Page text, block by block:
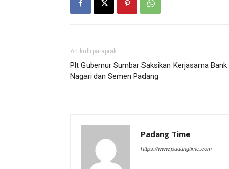
Artikulli paraprak
Plt Gubernur Sumbar Saksikan Kerjasama Bank
Nagari dan Semen Padang
Padang Time
https://www.padangtime.com